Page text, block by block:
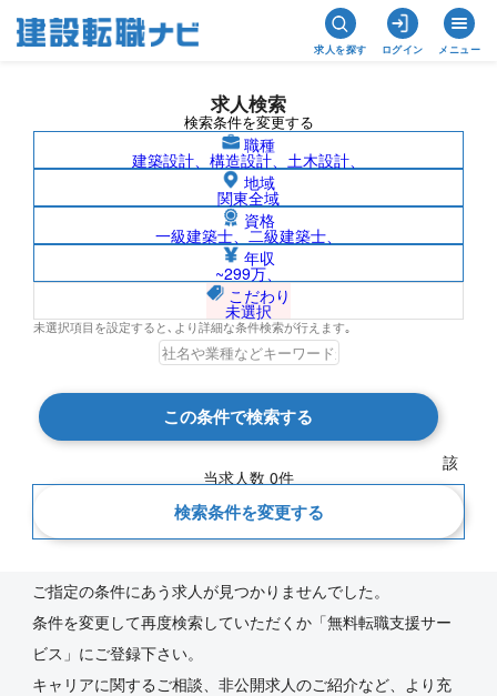
求人を探す ログイン メニュー
求人検索
検索条件を変更する
職種
建築設計、構造設計、土木設計、
地域
関東全域
資格
一級建築士、二級建築士、
年収
~299万、
こだわり
未選択
未選択項目を設定すると､より詳細な条件検索が行えます｡
この条件で検索する
該
当求人数 0件
検索条件を変更する
プラント（土建）/京都府の求人検索結果
一覧
新着順
ご指定の条件にあう求人が見つかりませんでした。
条件を変更して再度検索していただくか「無料転職支援サー
ビス」にご登録下さい。
キャリアに関するご相談、非公開求人のご紹介など、より充